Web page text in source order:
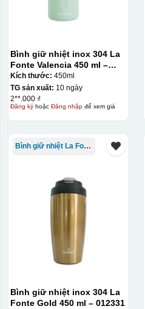
Thợ đang căn chỉnh
Bình giữ nhiệt inox 304 La
Fonte Valencia 450 ml –
012355
Kích thước: 450ml
TG sản xuất: 10 ngày
2**.000 ₫
Đăng kýhoặc Đăng nhậpđể xem giá
Bình giữ nhiệt La Fonte
Bình giữ nhiệt inox 304 La
Fonte Gold 450 ml – 012331